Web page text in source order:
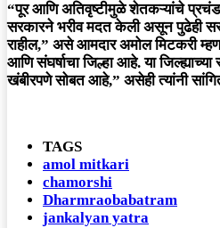
“पूर आणि अतिवृष्टीमुळे शेतकऱ्यांचे
सरकारने भरीव मदत केली असून पुढेही
राहील,” असे आमदार अमोल मिटकरी
आणि संघर्षाचा जिल्हा आहे. या जिल्ह्याच्या
खंबीरपणे सोबत आहे,” असेही त्यांनी
TAGS
amol mitkari
chamorshi
Dharmraobabatram
jankalyan yatra